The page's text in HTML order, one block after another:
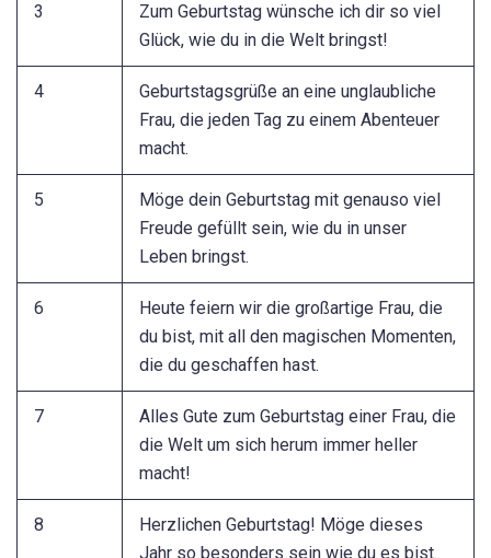
3
Zum Geburtstag wünsche ich dir so viel
Glück, wie du in die Welt bringst!
4
Geburtstagsgrüße an eine unglaubliche
Frau, die jeden Tag zu einem Abenteuer
macht.
5
Möge dein Geburtstag mit genauso viel
Freude gefüllt sein, wie du in unser
Leben bringst.
6
Heute feiern wir die großartige Frau, die
du bist, mit all den magischen Momenten,
die du geschaffen hast.
7
Alles Gute zum Geburtstag einer Frau, die
die Welt um sich herum immer heller
macht!
8
Herzlichen Geburtstag! Möge dieses
Jahr so besonders sein wie du es bist.